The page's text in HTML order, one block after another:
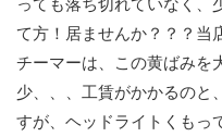
っても落ち切れていなく、
て方！居ませんか？？？当
チーマーは、この黄ばみを
少、、、工賃がかかるのと
すが、ヘッドライトくもっ